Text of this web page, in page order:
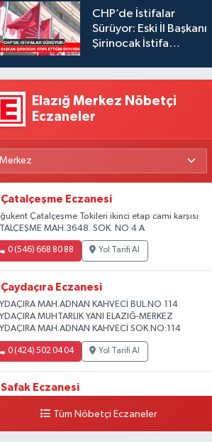
CHP’de İstifalar
Sürüyor: Eski İl Başkanı
Şirinocak İstifa
Elazığ Merkez Nöbetçi
Eczaneler
Çatalçeşme Eczanesi
Çatalçeşme Tokileri ikinci etap cami karşısı
MAH.3648. SOK. NO:4 A
0 (546) 668 80 88 Yol Tarifi Al
Çaydaçıra Eczanesi
MAH.ADNAN KAHVECİ BUL.NO 114
MUHTARLIK YANI ELAZIĞ-MERKEZ
MAH.ADNAN KAHVECİ SOK.NO:114
0 (424) 502 04 04 Yol Tarifi Al
Safak Eczanesi
Tüm Nöbetçi Eczaneler